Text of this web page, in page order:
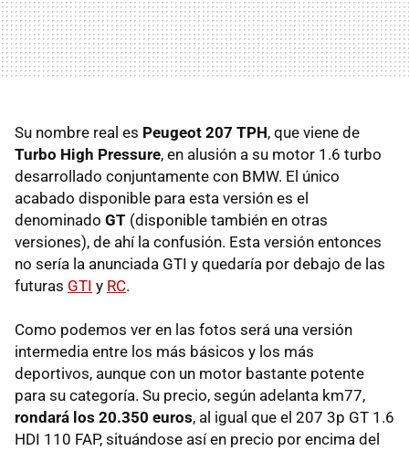
Su nombre real es Peugeot 207 TPH, que viene de
Turbo High Pressure, en alusión a su motor 1.6 turbo
desarrollado conjuntamente con BMW. El único
acabado disponible para esta versión es el
denominado GT (disponible también en otras
versiones), de ahí la confusión. Esta versión entonces
no sería la anunciada GTI y quedaría por debajo de las
futuras GTI y RC.
Como podemos ver en las fotos será una versión
intermedia entre los más básicos y los más
deportivos, aunque con un motor bastante potente
para su categoría. Su precio, según adelanta km77,
rondará los 20.350 euros, al igual que el 207 3p GT 1.6
HDI 110 FAP, situándose así en precio por encima del